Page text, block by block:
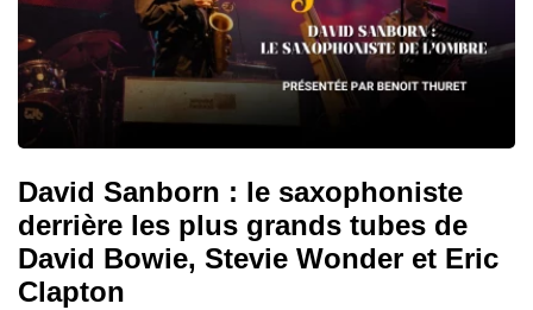
David Sanborn : le saxophoniste
derrière les plus grands tubes de
David Bowie, Stevie Wonder et Eric
Clapton